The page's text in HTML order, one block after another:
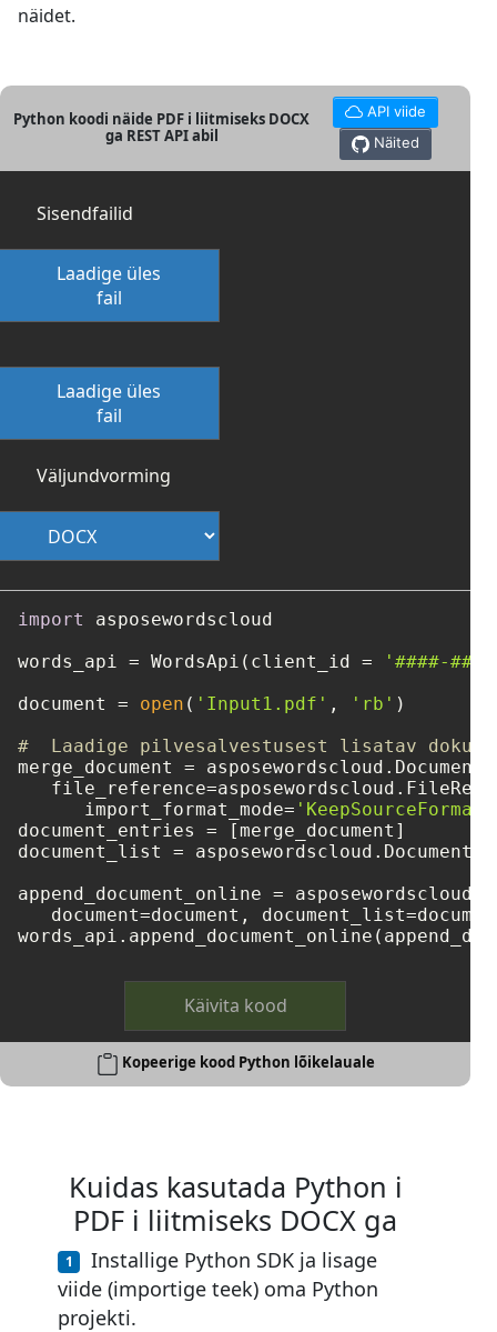
näidet.
Python koodi näide PDF i liitmiseks DOCX
ga REST API abil
API viide
Näited
Sisendfailid
Laadige üles
fail
Laadige üles
fail
Väljundvorming
import
asposewordscloud
words_api = WordsApi(client_id =
'####-
document = open ( 'Input1.pdf' , 'rb' )
#  Laadige pilvesalvestusest lisatav
merge_document =
      import_format_mode=
document_entries = [merge_document]
document_list =
append_document_online =
document=document,
Käivita kood
Kopeerige kood Python lõikelauale
Kuidas kasutada Python i
PDF i liitmiseks DOCX ga
Installige Python SDK ja lisage
viide (importige teek) oma Python
projekti.